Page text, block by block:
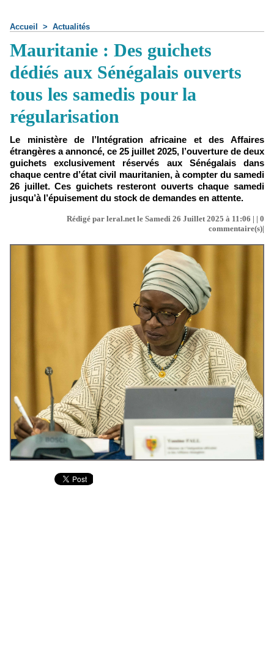
Accueil > Actualités
Mauritanie : Des guichets
dédiés aux Sénégalais ouverts
tous les samedis pour la
régularisation
Le ministère de l’Intégration africaine et des Affaires
étrangères a annoncé, ce 25 juillet 2025, l’ouverture de deux
guichets exclusivement réservés aux Sénégalais dans
chaque centre d’état civil mauritanien, à compter du samedi
26 juillet. Ces guichets resteront ouverts chaque samedi
jusqu’à l’épuisement du stock de demandes en attente.
Rédigé par leral.net le Samedi 26 Juillet 2025 à 11:06 | | 0
commentaire(s)|